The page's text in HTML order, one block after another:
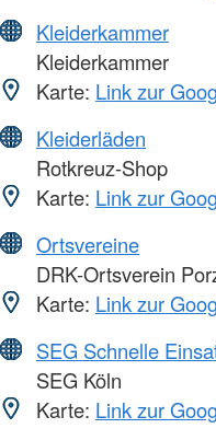
Kleiderkammer
Kleiderkammer
Karte: Link zur
Kleiderläden
Rotkreuz-Shop
Karte: Link zur
Ortsvereine
DRK-Ortsverein
Karte: Link zur
SEG Schnelle
SEG Köln
Karte: Link zur